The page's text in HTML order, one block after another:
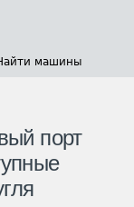
машины
порт